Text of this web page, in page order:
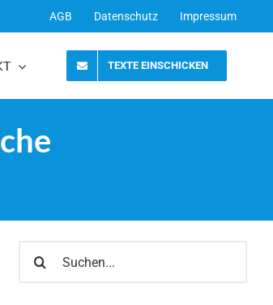
AGB Datenschutz Impressum
TEXTE EINSCHICKEN
nach: